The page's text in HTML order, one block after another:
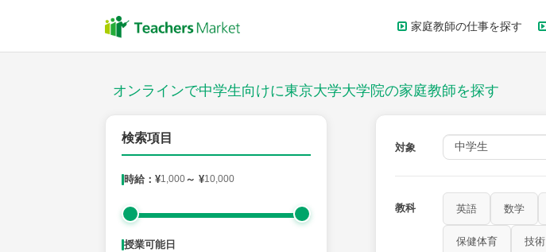
家庭教師の仕事を探す
オンラインで中学生向けに東京大学大学院の家庭教師を探す
検索項目
時給：¥1,000～ ¥10,000
授業可能日
対象
教科 英語 数学
保健体育 技術
授業スタイル
数学 理科 芸術 音楽